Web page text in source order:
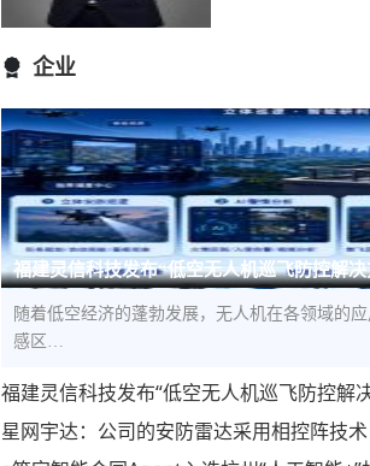
企业
福建灵信科技发布“低空无人机巡飞防控解
随着低空经济的蓬勃发展，无人机在各领域的
感区…
福建灵信科技发布“低空无人机巡飞防控解
星网宇达：公司的安防雷达采用相控阵技